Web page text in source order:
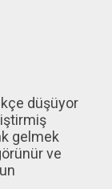
düşüyor
gelmek
ve